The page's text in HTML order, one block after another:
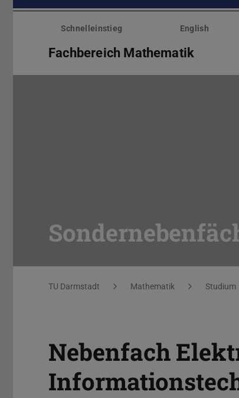
Menü
überspringenSchnelleinstieg English
Fachbereich Mathematik
Sie befinden sich hier:
TU Darmstadt Mathematik Studium
Nebenfach